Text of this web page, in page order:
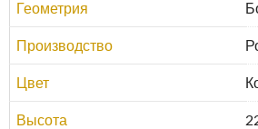
Геометрия
Производство
Цвет
Высота